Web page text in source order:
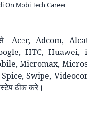
On Mobi Tech Career
Acer,Adcom,
HTC,Huawei,
Micromax,
Spice, Swipe,
स्टेप ठीक करे।